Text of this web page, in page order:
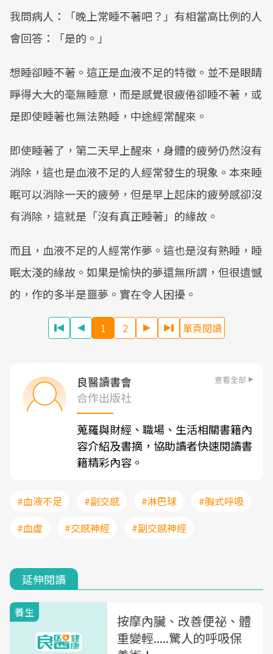
我問病人：「晚上常睡不著吧？」有相當高比例的人
會回答：「是的。」
想睡卻睡不著。這正是血液不足的特徵。並不是眼睛
睜得大大的毫無睡意，而是感覺很疲倦卻睡不著，或
是即使睡著也無法熟睡，中途經常醒來。
即使睡著了，第二天早上醒來，身體的疲勞仍然沒有
消除，這也是血液不足的人經常發生的現象。本來睡
眠可以消除一天的疲勞，但是早上起床的疲勞感卻沒
有消除，這就是「沒有真正睡著」的緣故。
而且，血液不足的人經常作夢。這也是沒有熟睡，睡
眠太淺的緣故。如果是愉快的夢還無所謂，但很遺憾
的，作的多半是噩夢。實在令人困擾。
1 2 單頁閱讀
良醫讀書會 查看全部
合作出版社
蒐羅與財經、職場、生活相關書籍內
容介紹及書摘，協助讀者快速閱讀書
籍精彩內容。
#血液不足 #副交感 #淋巴球
#胸式呼吸
#血虛
#交感神經 #副交感神經
延伸閱讀
養生
按摩內臟、改善便祕、體
重變輕.....驚人的呼吸保